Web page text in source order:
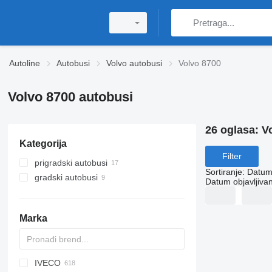
Autoline Autobusi Volvo autobusi Volvo 8700
Volvo 8700 autobusi
Kategorija
prigradski autobusi
gradski autobusi
Marka
D-093
A10
Probus
Maestro
Aura
Futura
SB
Ducato
E-series
BJ
KLQ
Liesse
IVECO
26 oglasa:
Filter
Sortiranje:
Datum